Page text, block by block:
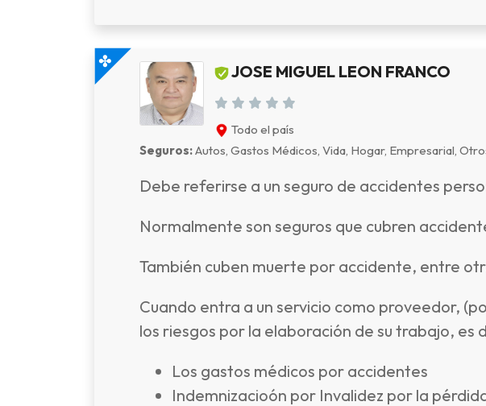
JOSE MIGUEL LEON FRANCO
Todo el país
Seguros:Autos, Gastos Médicos, Vida, Hogar, Empresarial,
Debe referirse a un seguro de accidentes
Normalmente son seguros que cubren
También cuben muerte por accidente, entre
Cuando entra a un servicio como proveedor,
los riesgos por la elaboración de su trabajo, es
Los gastos médicos por accidentes
Indemnizacioón por Invalidez por la